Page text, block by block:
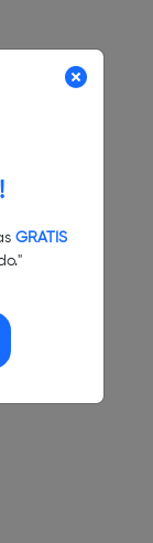
GRATIS